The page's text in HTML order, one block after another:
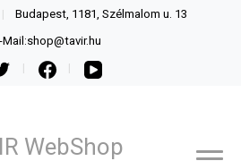
Budapest, 1181, Szélmalom u. 13
Mail:shop@tavir.hu
WebShop